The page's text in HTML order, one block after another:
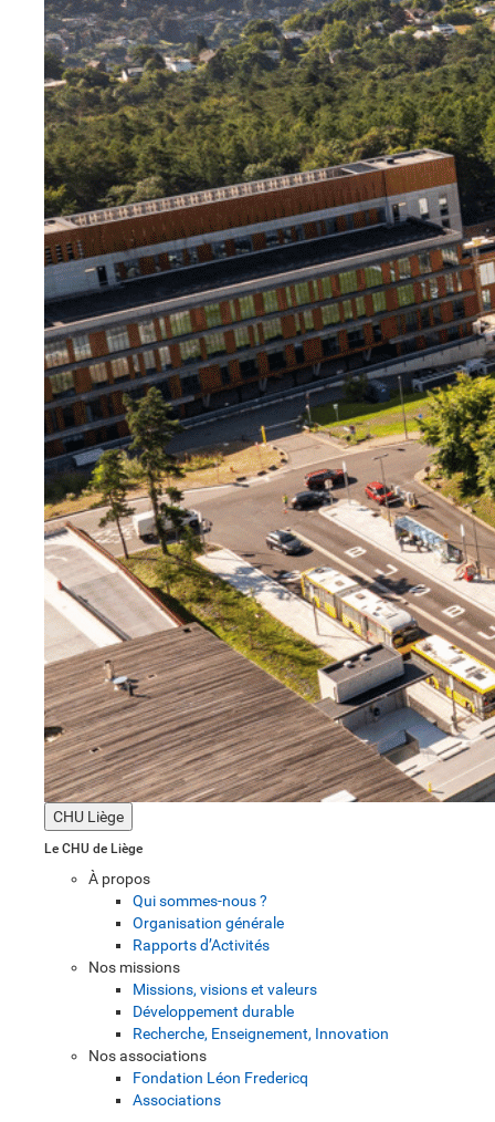
CHU Liège
Le CHU de Liège
À propos
Qui sommes-nous ?
Organisation générale
Rapports d’Activités
Nos missions
Missions, visions et valeurs
Développement durable
Recherche, Enseignement, Innovation
Nos associations
Fondation Léon Fredericq
Associations